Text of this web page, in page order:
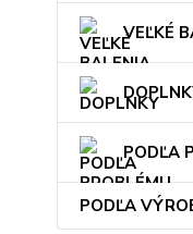
VEĽKÉ
PODĽA
PODĽA